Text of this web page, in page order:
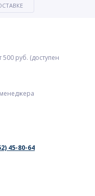
руб. (доступен
45-80-64